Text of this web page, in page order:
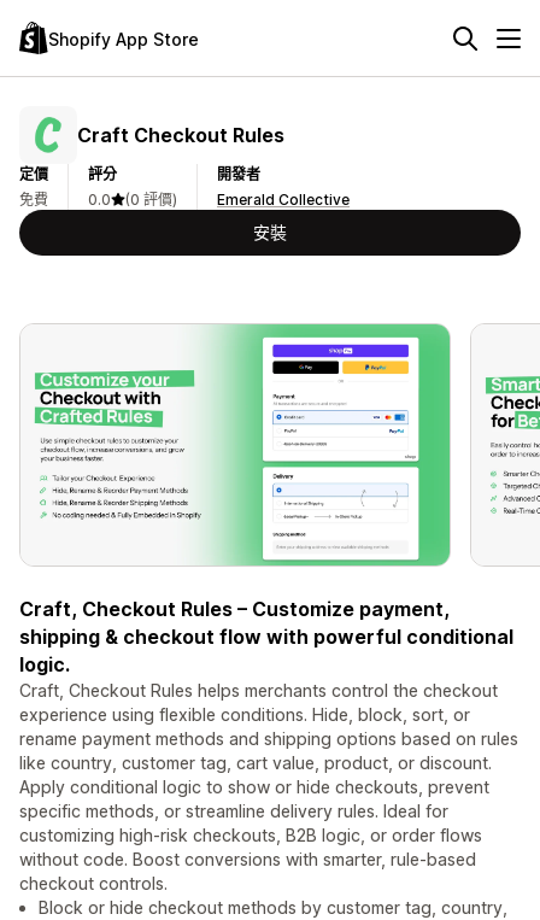
Shopify App Store
Craft Checkout Rules
定價
免費
評分
0.0
(0 評價)
開發者
Emerald Collective
安裝
Craft, Checkout Rules – Customize payment,
shipping & checkout flow with powerful conditional
logic.
Craft, Checkout Rules helps merchants control the checkout
experience using flexible conditions. Hide, block, sort, or
rename payment methods and shipping options based on rules
like country, customer tag, cart value, product, or discount.
Apply conditional logic to show or hide checkouts, prevent
specific methods, or streamline delivery rules. Ideal for
customizing high-risk checkouts, B2B logic, or order flows
without code. Boost conversions with smarter, rule-based
checkout controls.
Block or hide checkout methods by customer tag, country,